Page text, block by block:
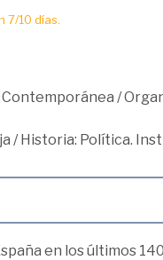
7/10 días.
Contemporánea /
/Historia: Política.
en los últimos